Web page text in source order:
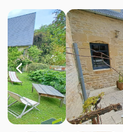
Louer
Estimer
Nos services
Nos agences
Nous contacter